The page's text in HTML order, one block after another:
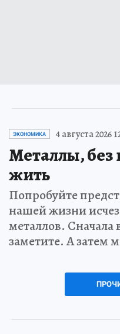
ЭКОНОМИКА 4 августа 2026
Металлы, без
жить
Попробуйте
нашей жизни
металлов. Сначала
заметите. А затем